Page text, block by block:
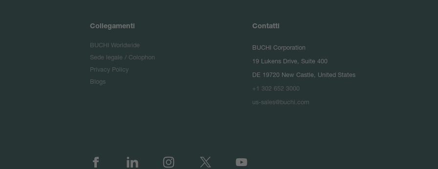
Collegamenti
BUCHI Worldwide
Sede legale / Colophon
Privacy Policy
Blogs
Contatti
BUCHI Corporation
19 Lukens Drive, Suite 400
DE 19720 New Castle, United States
+1 302 652 3000
us-sales@buchi.com